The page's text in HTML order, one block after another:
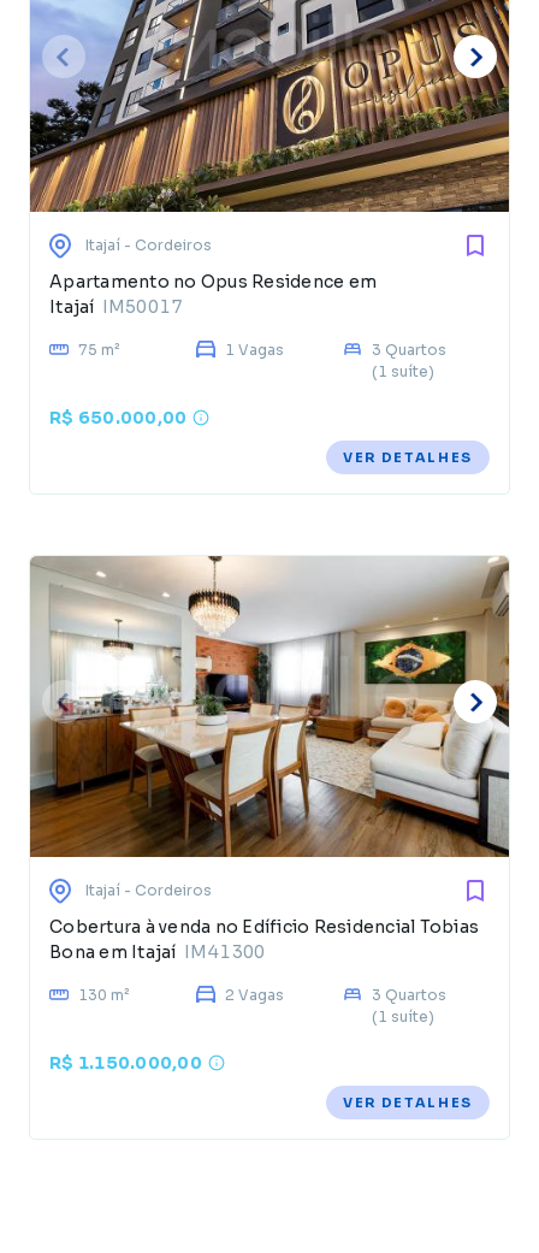
Itajaí - Cordeiros
Apartamento no Opus Residence em
Itajaí IM50017
75 m² 1 Vagas
3 Quartos
(1 suíte)
R$ 650.000,00
VER DETALHES
Itajaí - Cordeiros
Cobertura à venda no Edíficio Residencial Tobias
Bona em Itajaí IM41300
130 m² 2 Vagas
3 Quartos
(1 suíte)
R$ 1.150.000,00
VER DETALHES